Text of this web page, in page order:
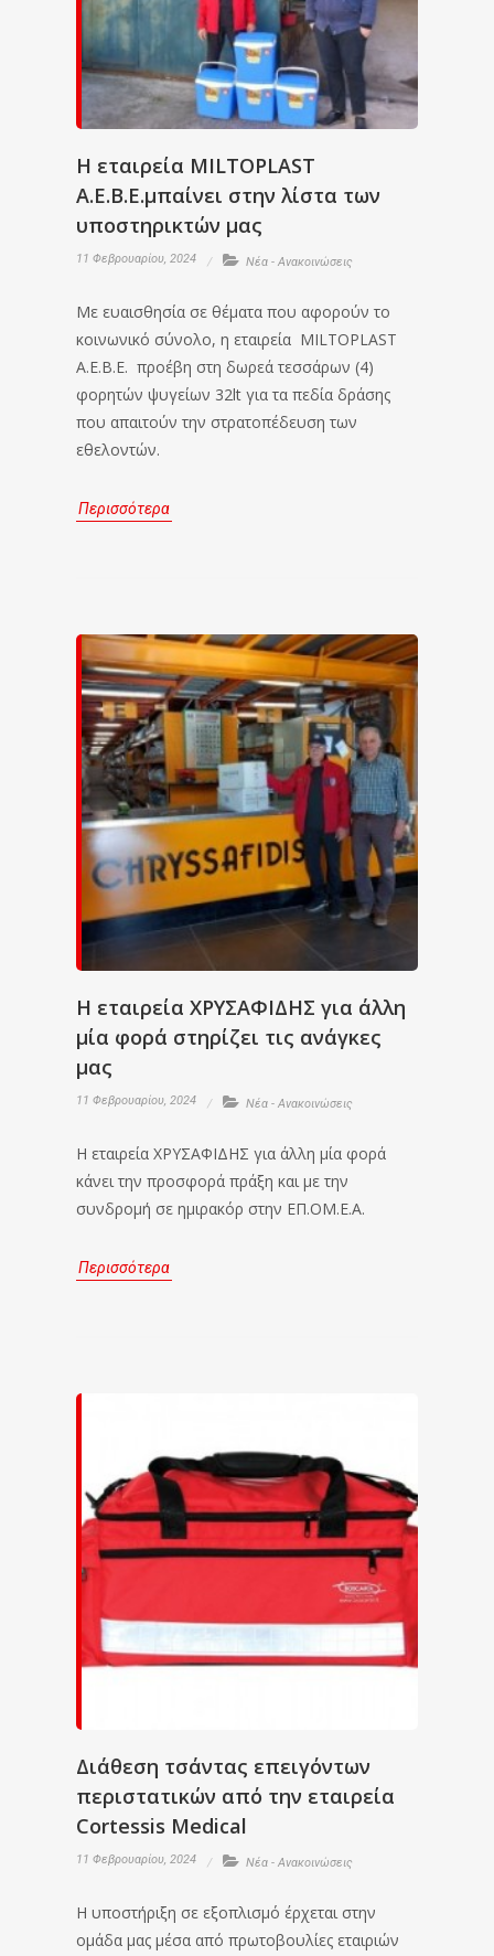
Η εταιρεία MILTOPLAST
Α.Ε.Β.Ε.μπαίνει στην λίστα των
υποστηρικτών μας
11 Φεβρουαρίου, 2024 Νέα - Ανακοινώσεις
Με ευαισθησία σε θέματα που αφορούν το
κοινωνικό σύνολο, η εταιρεία MILTOPLAST
Α.Ε.Β.Ε. προέβη στη δωρεά τεσσάρων (4)
φορητών ψυγείων 32lt για τα πεδία δράσης
που απαιτούν την στρατοπέδευση των
εθελοντών.
Περισσότερα
Η εταιρεία ΧΡΥΣΑΦΙΔΗΣ για άλλη
μία φορά στηρίζει τις ανάγκες
μας
11 Φεβρουαρίου, 2024 Νέα - Ανακοινώσεις
Η εταιρεία ΧΡΥΣΑΦΙΔΗΣ για άλλη μία φορά
κάνει την προσφορά πράξη και με την
συνδρομή σε ημιρακόρ στην ΕΠ.ΟΜ.Ε.Α.
Περισσότερα
Διάθεση τσάντας επειγόντων
περιστατικών από την εταιρεία
Cortessis Medical
11 Φεβρουαρίου, 2024 Νέα - Ανακοινώσεις
Η υποστήριξη σε εξοπλισμό έρχεται στην
ομάδα μας μέσα από πρωτοβουλίες εταιριών